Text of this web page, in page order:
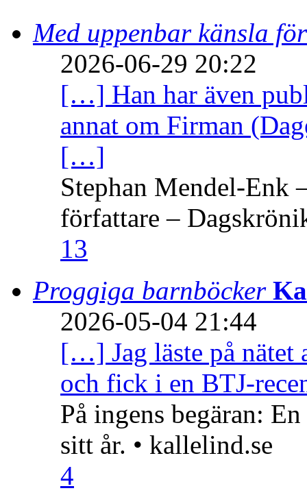
Med uppenbar känsla
2026-06-29 20:22
[…] Han har även
annat om Firman
[…]
Stephan Mendel-Enk
författare –
13
Proggiga barnböcker
2026-05-04 21:44
[…] Jag läste på nätet
och fick i en BTJ-
På ingens begäran:
sitt år. • kallelind.se
4